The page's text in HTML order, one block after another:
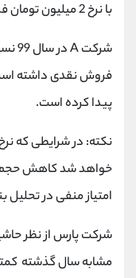
با نرخ 2 میلیون تومان فروخته است.
پیدا کرده است.
نکته: در شرایطی که نرخ
خواهد شد کاهش حجم
امتیاز منفی در تحلیل
مشابه سال گذشته کمتر از 9درصد رشد را به ثبت رسانده